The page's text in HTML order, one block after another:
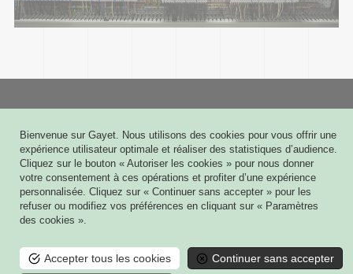
6 rue Joseph Cugnot - CS 60009
51432 TINQUEUX CEDEX
03 26 08 03 03
Contact
Mes plans 3D
Mon contrat de Maintenance
Mentions légales
Bienvenue sur Gayet. Nous utilisons des cookies pour vous offrir une
expérience utilisateur optimale et réaliser des statistiques d’audience.
Cliquez sur le bouton « Autoriser les cookies » pour nous donner
votre consentement à ces opérations et profiter d’une expérience
personnalisée. Cliquez sur « Continuer sans accepter » pour les
refuser ou modifiez vos préférences en cliquant sur « Paramètres
des cookies ».
Accepter tous les cookies Continuer sans accepter